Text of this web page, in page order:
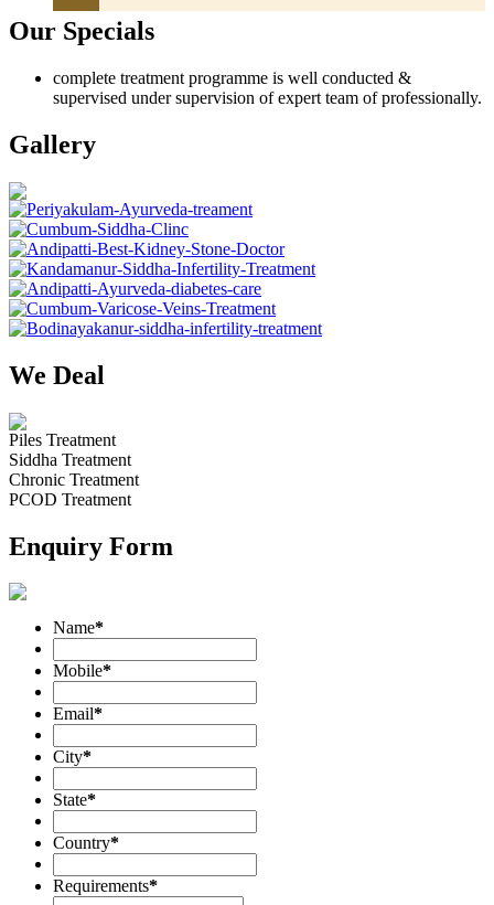
Our Specials
complete treatment programme is well conducted &
supervised under supervision of expert team of professionally.
Gallery
We Deal
Piles Treatment
Siddha Treatment
Chronic Treatment
PCOD Treatment
Enquiry Form
Name*
Mobile*
Email*
City*
State*
Country*
Requirements*